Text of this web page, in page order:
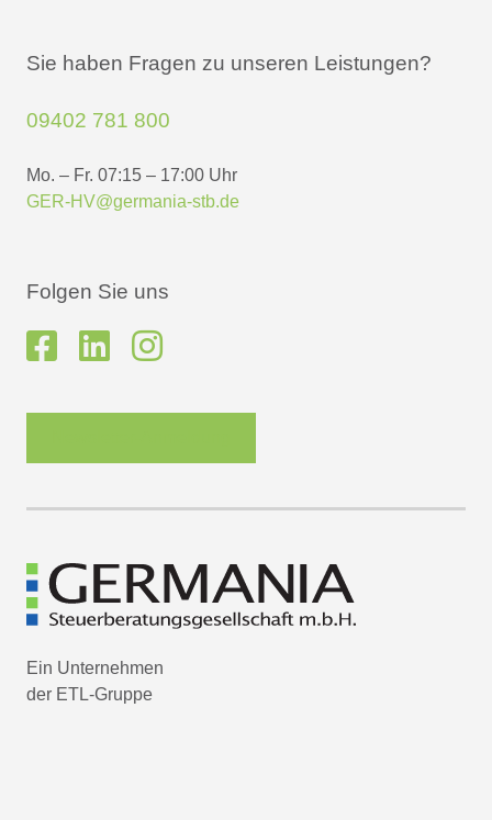
Sie haben Fragen zu unseren Leistungen?
09402 781 800
Mo. – Fr. 07:15 – 17:00 Uhr
GER-HV@germania-stb.de
Folgen Sie uns
Ein Unternehmen
der ETL-Gruppe